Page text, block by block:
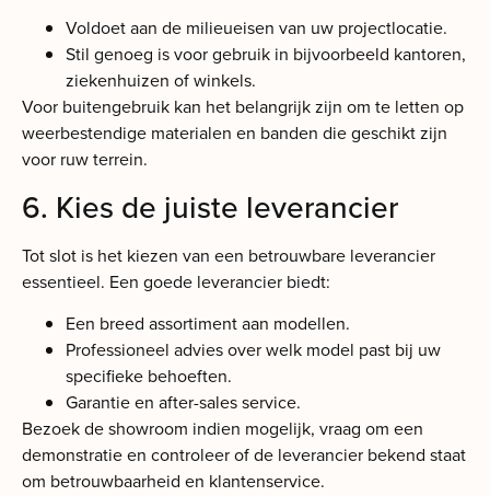
Voldoet aan de milieueisen van uw projectlocatie.
Stil genoeg is voor gebruik in bijvoorbeeld kantoren,
ziekenhuizen of winkels.
Voor buitengebruik kan het belangrijk zijn om te letten op
weerbestendige materialen en banden die geschikt zijn
voor ruw terrein.
6. Kies de juiste leverancier
Tot slot is het kiezen van een betrouwbare leverancier
essentieel. Een goede leverancier biedt:
Een breed assortiment aan modellen.
Professioneel advies over welk model past bij uw
specifieke behoeften.
Garantie en after-sales service.
Bezoek de showroom indien mogelijk, vraag om een
demonstratie en controleer of de leverancier bekend staat
om betrouwbaarheid en klantenservice.